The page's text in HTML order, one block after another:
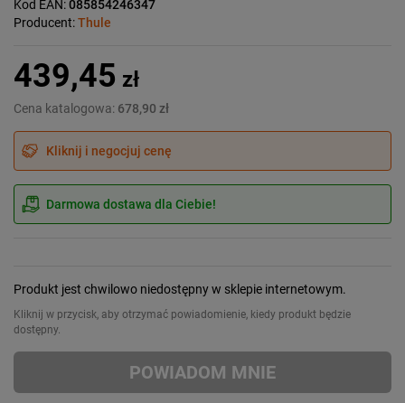
Kod EAN:085854246347
Producent:Thule
439,45 zł
Cena katalogowa: 678,90 zł
Kliknij i negocjuj cenę
Darmowa dostawa dla Ciebie!
Produkt jest chwilowo niedostępny w sklepie internetowym.
Kliknij w przycisk, aby otrzymać powiadomienie, kiedy produkt będzie
dostępny.
POWIADOM MNIE